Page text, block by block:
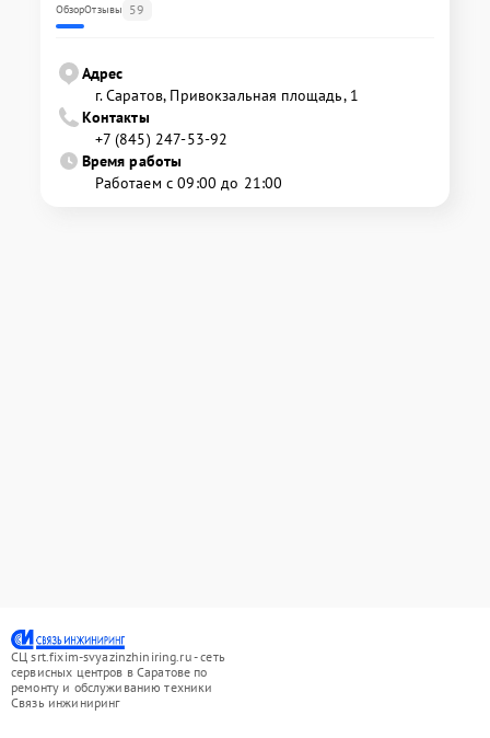
ОбзорОтзывы 59
Адрес
г. Саратов, Привокзальная площадь, 1
Контакты
+7 (845) 247-53-92
Время работы
Работаем с 09:00 до 21:00
СЦ srt.fixim-svyazinzhiniring.ru - сеть
сервисных центров в Саратове по
ремонту и обслуживанию техники
Связь инжиниринг